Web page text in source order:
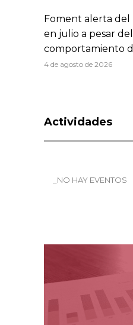
Foment alerta
en julio a pesar
comportamiento
4 de agosto de 2026
Actividades
_NO HAY EVENTOS